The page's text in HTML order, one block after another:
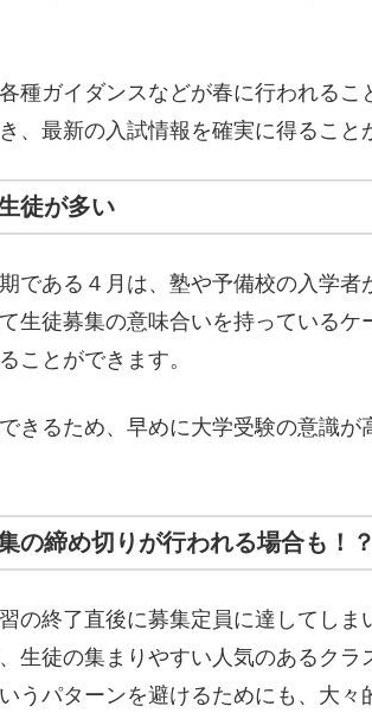
種ガイダンスなどが春に行われるこ
、最新の入試情報を確実に得ること
徒が多い
である４月は、塾や予備校の入学者
生徒募集の意味合いを持っているケ
ことができます。
きるため、早めに大学受験の意識が
の締め切りが行われる場合も！？
の終了直後に募集定員に達してしま
生徒の集まりやすい人気のあるクラ
うパターンを避けるためにも、大々